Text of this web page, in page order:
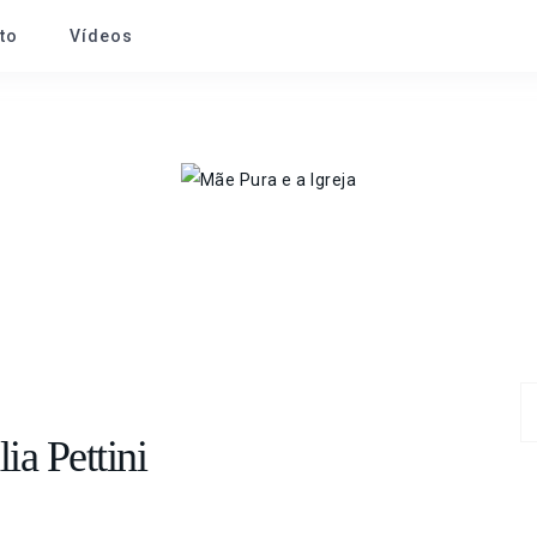
Vídeos
Pettini